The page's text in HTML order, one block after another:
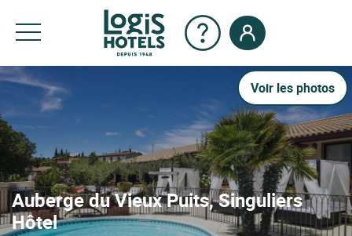
Voir les photos
Auberge du Vieux Puits, Singuliers
Hôtel